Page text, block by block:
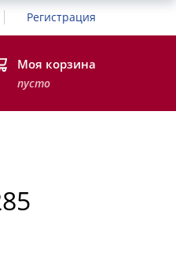
Регистрация
Моя корзина
пусто